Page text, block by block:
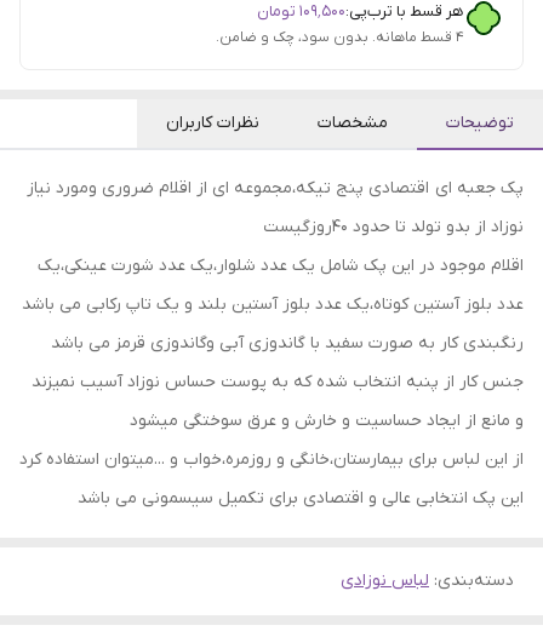
هر قسط با ترب‌پی:۱۰۹٬۵۰۰ تومان
۴ قسط ماهانه. بدون سود، چک و ضامن.
توضیحات مشخصات نظرات کاربران
پک جعبه ای اقتصادی پنج تیکه،مجموعه ای از اقلام ضروری و‌مورد نیاز
نوزاد از بدو تولد تا حدود 40روزگیست
اقلام موجود در این پک شامل یک عدد شلوار،یک عدد شورت عینکی،یک
عدد بلوز آستین کوتاه،یک عدد بلوز آستین بلند و یک تاپ رکابی می باشد
رنگبندی کار به صورت سفید با گاندوزی آبی وگاندوزی قرمز می باشد
جنس کار از پنبه انتخاب شده که به پوست حساس نوزاد آسیب نمیزند
و مانع از ایجاد حساسیت و خارش و عرق سوختگی میشود
از این لباس برای بیمارستان،خانگی و روزمره،خواب و ...میتوان استفاده کرد
این پک انتخابی عالی و اقتصادی برای تکمیل سیسمونی می باشد
دسته‌بندی: لباس نوزادی